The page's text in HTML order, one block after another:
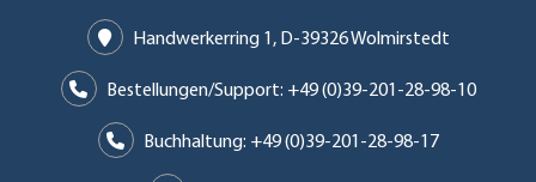
Handwerkerring 1, D-39326 Wolmirstedt
Bestellungen/Support: +49 (0)39-201-28-98-10
Buchhaltung: +49 (0)39-201-28-98-17